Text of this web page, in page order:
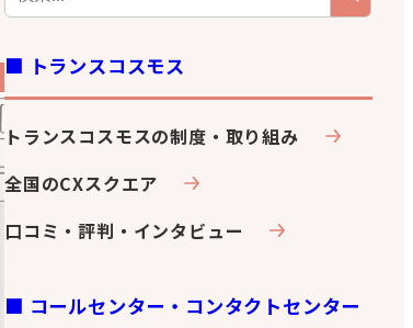
■ トランスコスモス
トランスコスモスの制度・取り組み
全国のCXスクエア
口コミ・評判・インタビュー
■ コールセンター・コンタクトセンター